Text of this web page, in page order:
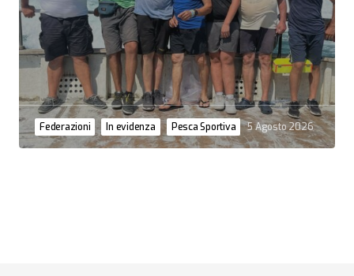
Federazioni In evidenza Pesca Sportiva 5 Agosto 2026